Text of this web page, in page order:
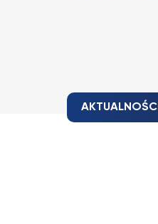
AKTUALNOŚCI